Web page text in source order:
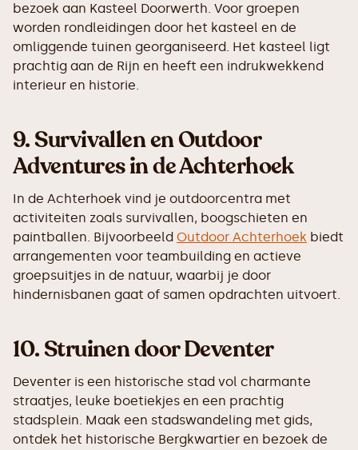
bezoek aan Kasteel Doorwerth. Voor groepen
worden rondleidingen door het kasteel en de
omliggende tuinen georganiseerd. Het kasteel ligt
prachtig aan de Rijn en heeft een indrukwekkend
interieur en historie.
9.Survivallen en Outdoor
Adventures in de Achterhoek
In de Achterhoek vind je outdoorcentra met
activiteiten zoals survivallen, boogschieten en
paintballen. Bijvoorbeeld Outdoor Achterhoek biedt
arrangementen voor teambuilding en actieve
groepsuitjes in de natuur, waarbij je door
hindernisbanen gaat of samen opdrachten uitvoert.
10.Struinen door Deventer
Deventer is een historische stad vol charmante
straatjes, leuke boetiekjes en een prachtig
stadsplein. Maak een stadswandeling met gids,
ontdek het historische Bergkwartier en bezoek de